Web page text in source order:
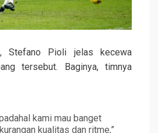
Stefano Pioli jelas kecewa
tersebut. Baginya, timnya
kami mau banget
kualitas dan ritme,”